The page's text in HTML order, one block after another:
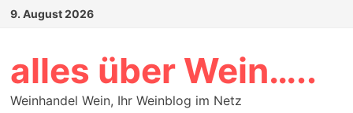
Zum
9. August 2026
alles über Wein…..
Weinhandel Wein, Ihr Weinblog im Netz